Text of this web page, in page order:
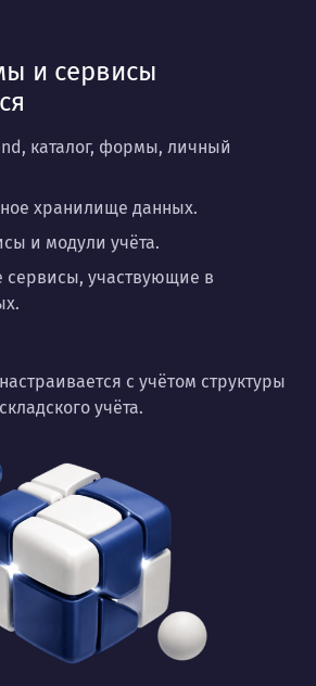
и сервисы
каталог, формы, личный
хранилище данных.
и модули учёта.
сервисы, участвующие в
с учётом структуры
учёта.